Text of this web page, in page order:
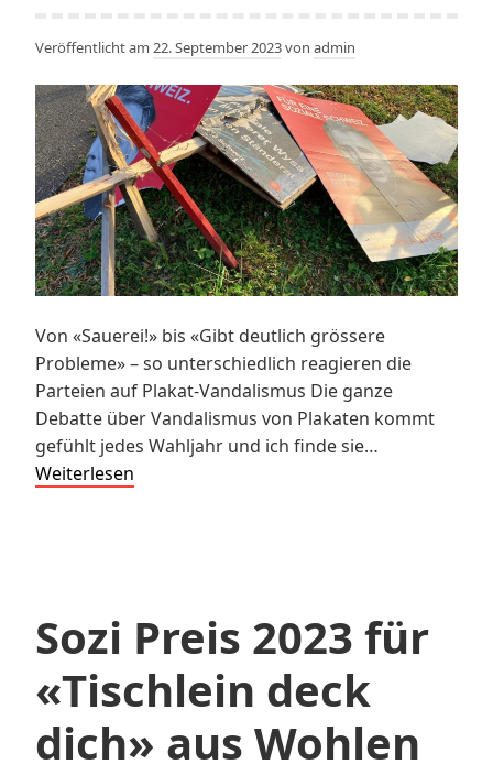
Veröffentlicht am 22. September 2023von admin
Von «Sauerei!» bis «Gibt deutlich grössere
Probleme» – so unterschiedlich reagieren die
Parteien auf Plakat-Vandalismus Die ganze
Debatte über Vandalismus von Plakaten kommt
gefühlt jedes Wahljahr und ich finde sie…
Weiterlesen
Plakat-
Sozi Preis 2023 für
«Tischlein deck
dich» aus Wohlen